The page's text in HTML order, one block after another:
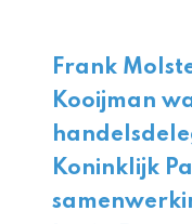
Frank
Kooijman
Koninklijk